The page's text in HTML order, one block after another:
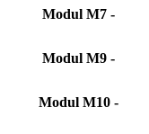
Modul M7 -
Modul M9 -
Modul M10 -